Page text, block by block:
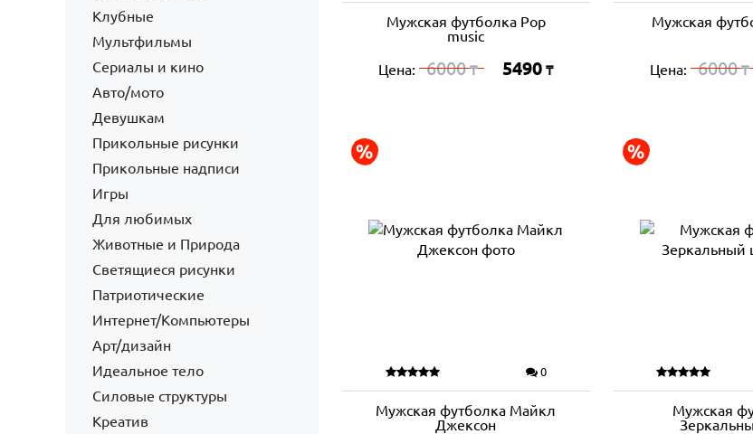
Клубные
Мультфильмы
Сериалы и кино
Авто/мото
Девушкам
Прикольные рисунки
Прикольные надписи
Игры
Для любимых
Животные и Природа
Светящиеся рисунки
Патриотические
Интернет/Компьютеры
Арт/дизайн
Идеальное тело
Силовые структуры
Креатив
Мужская футболка Pop
music
Цена: 6000₸ 5490 ₸
Мужская
Цена: 6000₸
0
Мужская футболка Майкл
Джексон
Мужская